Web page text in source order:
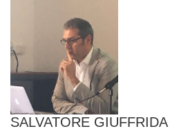
SALVATORE GIUFFRIDA